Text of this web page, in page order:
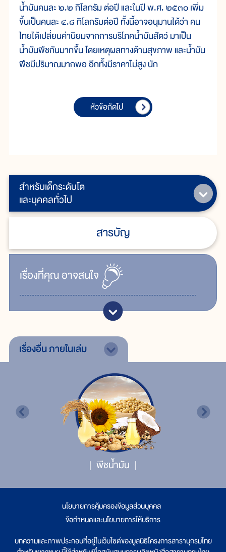
สำหรับเด็กระดับโต
และบุคคลทั่วไป
สารบัญ
เรื่ิองที่คุณอาจสนใจ
น้ำมันคนละ ๒.๒ กิโลกรัม ต่อปี และในปี พ.ศ. ๒๕๓๐ เพิ่ม
ขึ้นเป็นคนละ ๔.๘ กิโลกรัมต่อปี ทั้งนี้อาจอนุมานได้ว่า คน
ไทยได้เปลี่ยนค่านิยมจากการบริโภคน้ำมันสัตว์ มาเป็น
น้ำมันพืชกันมากขึ้น โดยเหตุผลทางด้านสุขภาพ และน้ำมัน
พืชมีปริมาณมากพอ อีกทั้งมีราคาไม่สูง นัก
หัวข้อถัดไป
เรื่องอื่นภายในเล่ม
พืชน้ำมัน
นโยบายการคุ้มครองข้อมูลส่วนบุคคล
ข้อกำหนดและนโยบายการให้บริการ
บทความและภาพประกอบที่อยู่ในเว็บไซต์ของมูลนิธิโครงการสารานุกรมไทย